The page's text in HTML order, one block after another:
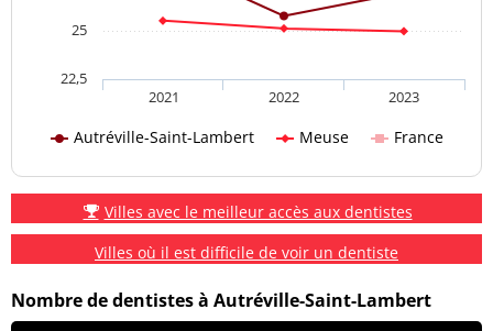
Autréville-Saint-Lambert Meuse France
2021 2022 2023
22,5
25
Villes avec le meilleur accès aux dentistes
Villes où il est difficile de voir un dentiste
Nombre de dentistes à Autréville-Saint-Lambert